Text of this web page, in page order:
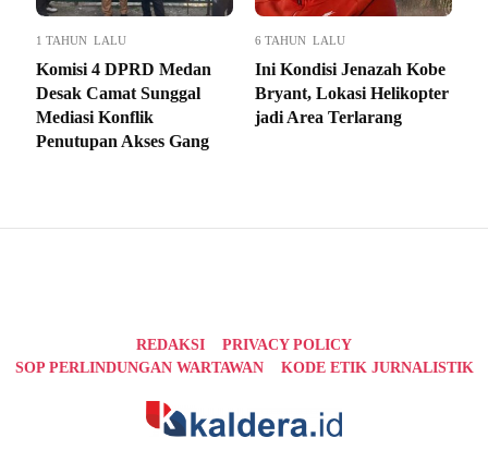
1 TAHUN LALU
Komisi 4 DPRD Medan
Desak Camat Sunggal
Mediasi Konflik
Penutupan Akses Gang
6 TAHUN LALU
Ini Kondisi Jenazah Kobe
Bryant, Lokasi Helikopter
jadi Area Terlarang
REDAKSI
PRIVACY POLICY
SOP PERLINDUNGAN WARTAWAN
KODE ETIK JURNALISTIK